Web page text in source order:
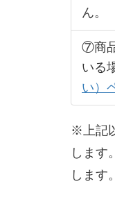
ん。
⑦商
いる
い）
※上記
します。
します。